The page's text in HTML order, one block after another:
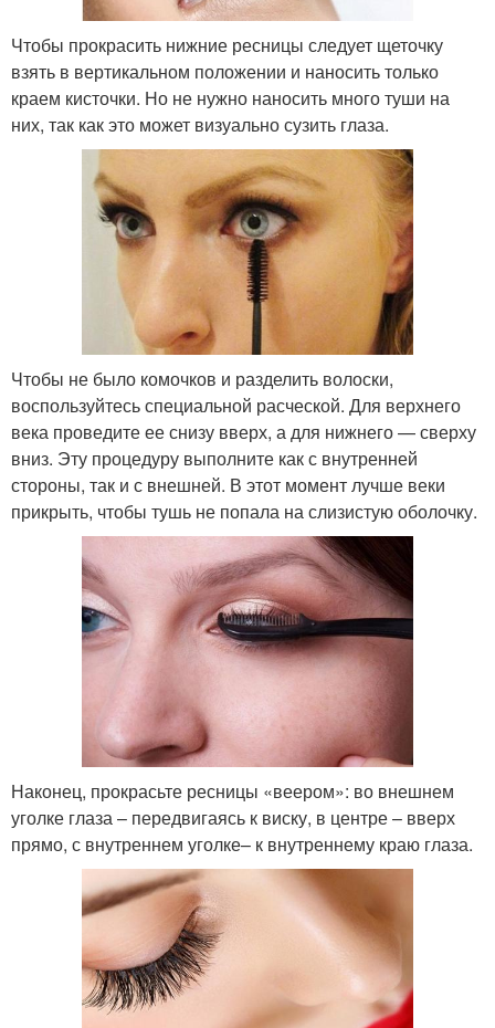
Чтобы прокрасить нижние ресницы следует щеточку
взять в вертикальном положении и наносить только
краем кисточки. Но не нужно наносить много туши на
них, так как это может визуально сузить глаза.
Чтобы не было комочков и разделить волоски,
воспользуйтесь специальной расческой. Для верхнего
века проведите ее снизу вверх, а для нижнего — сверху
вниз. Эту процедуру выполните как с внутренней
стороны, так и с внешней. В этот момент лучше веки
прикрыть, чтобы тушь не попала на слизистую оболочку.
Наконец, прокрасьте ресницы «веером»: во внешнем
уголке глаза – передвигаясь к виску, в центре – вверх
прямо, с внутреннем уголке– к внутреннему краю глаза.